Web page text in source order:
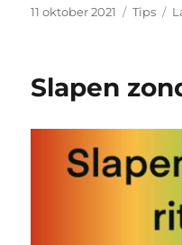
Geplaatst
11 oktober 2021 Tips
Slapen